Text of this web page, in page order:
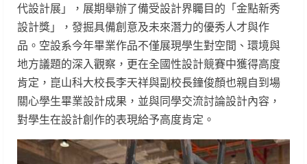
代設計展」，展期舉辦了備受設計界矚目的「金點新秀
設計獎」，發掘具備創意及未來潛力的優秀人才與作
品。空設系今年畢業作品不僅展現學生對空間、環境與
地方議題的深入觀察，更在全國性設計競賽中獲得高度
肯定，崑山科大校長李天祥與副校長鐘俊顏也親自到場
關心學生畢業設計成果，並與同學交流討論設計內容，
對學生在設計創作的表現給予高度肯定。